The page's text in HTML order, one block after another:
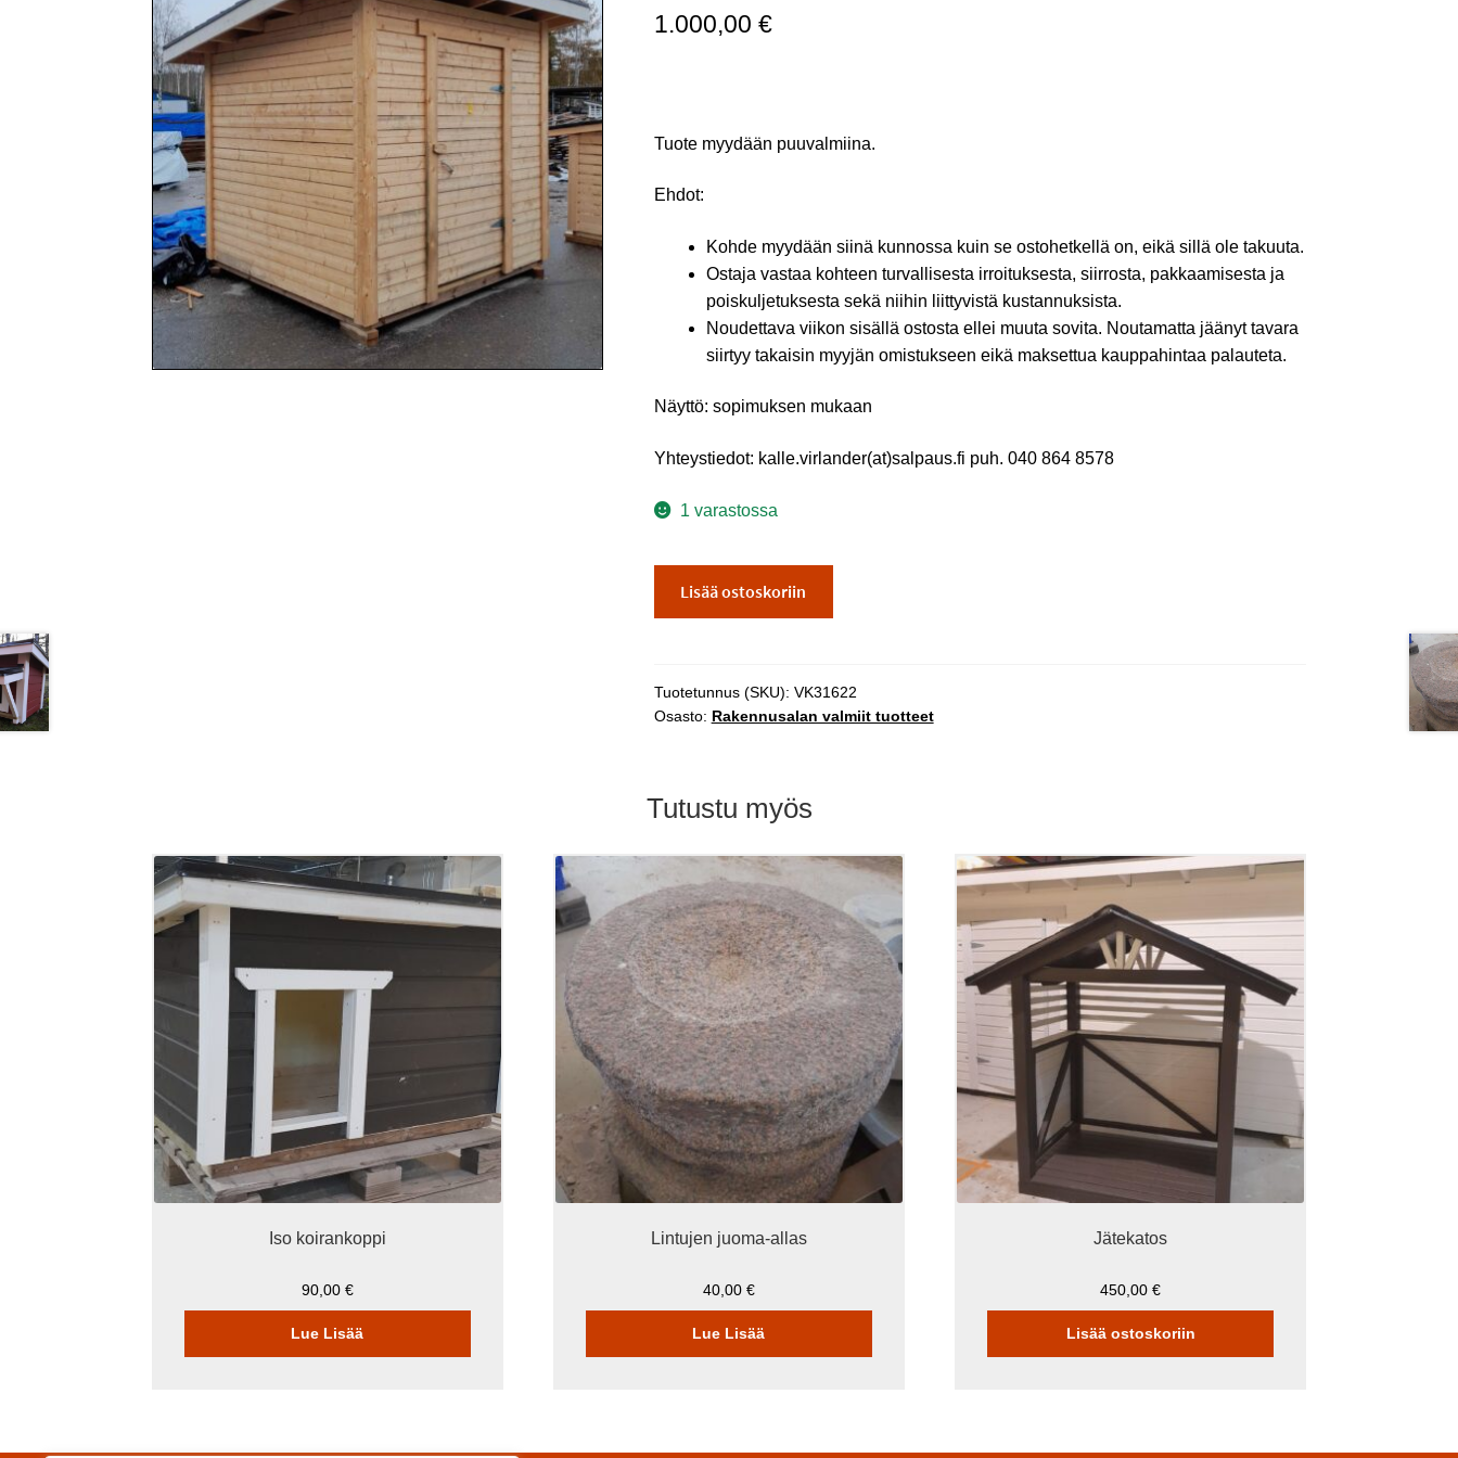
1.000,00 €
Tuote myydään puuvalmiina.
Ehdot:
Kohde myydään siinä kunnossa kuin se ostohetkellä on, eikä sillä ole takuuta.
Ostaja vastaa kohteen turvallisesta irroituksesta, siirrosta, pakkaamisesta ja
poiskuljetuksesta sekä niihin liittyvistä kustannuksista.
Noudettava viikon sisällä ostosta ellei muuta sovita. Noutamatta jäänyt tavara
siirtyy takaisin myyjän omistukseen eikä maksettua kauppahintaa palauteta.
Näyttö: sopimuksen mukaan
Yhteystiedot: kalle.virlander(at)salpaus.fi puh. 040 864 8578
1 varastossa
Lisää ostoskoriin
Tuotetunnus (SKU): VK31622
Osasto: Rakennusalan valmiit tuotteet
Tutustu myös
Iso koirankoppi
90,00 €
Lue Lisää
Lintujen juoma-allas
40,00 €
Lue Lisää
Jätekatos
450,00€
Lisää ostoskoriin